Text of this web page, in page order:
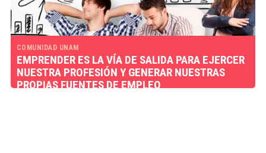
COMUNIDAD UNAM
EMPRENDER ES LA VÍA DE SALIDA PARA EJERCER
NUESTRA PROFESIÓN Y GENERAR NUESTRAS
PROPIAS FUENTES DE EMPLEO